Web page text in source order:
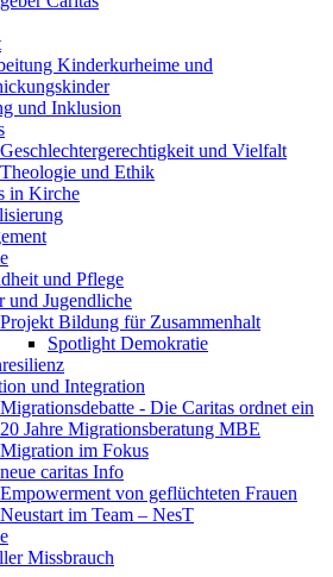
Kinderkurheime und
und Inklusion
Geschlechtergerechtigkeit und Vielfalt
Theologie und Ethik
in Kirche
und Pflege
und Jugendliche
Projekt Bildung für Zusammenhalt
Spotlight Demokratie
und Integration
Migrationsdebatte - Die Caritas ordnet ein
20 Jahre Migrationsberatung MBE
Migration im Fokus
neue caritas Info
Empowerment von geflüchteten Frauen
Neustart im Team – NesT
Missbrauch